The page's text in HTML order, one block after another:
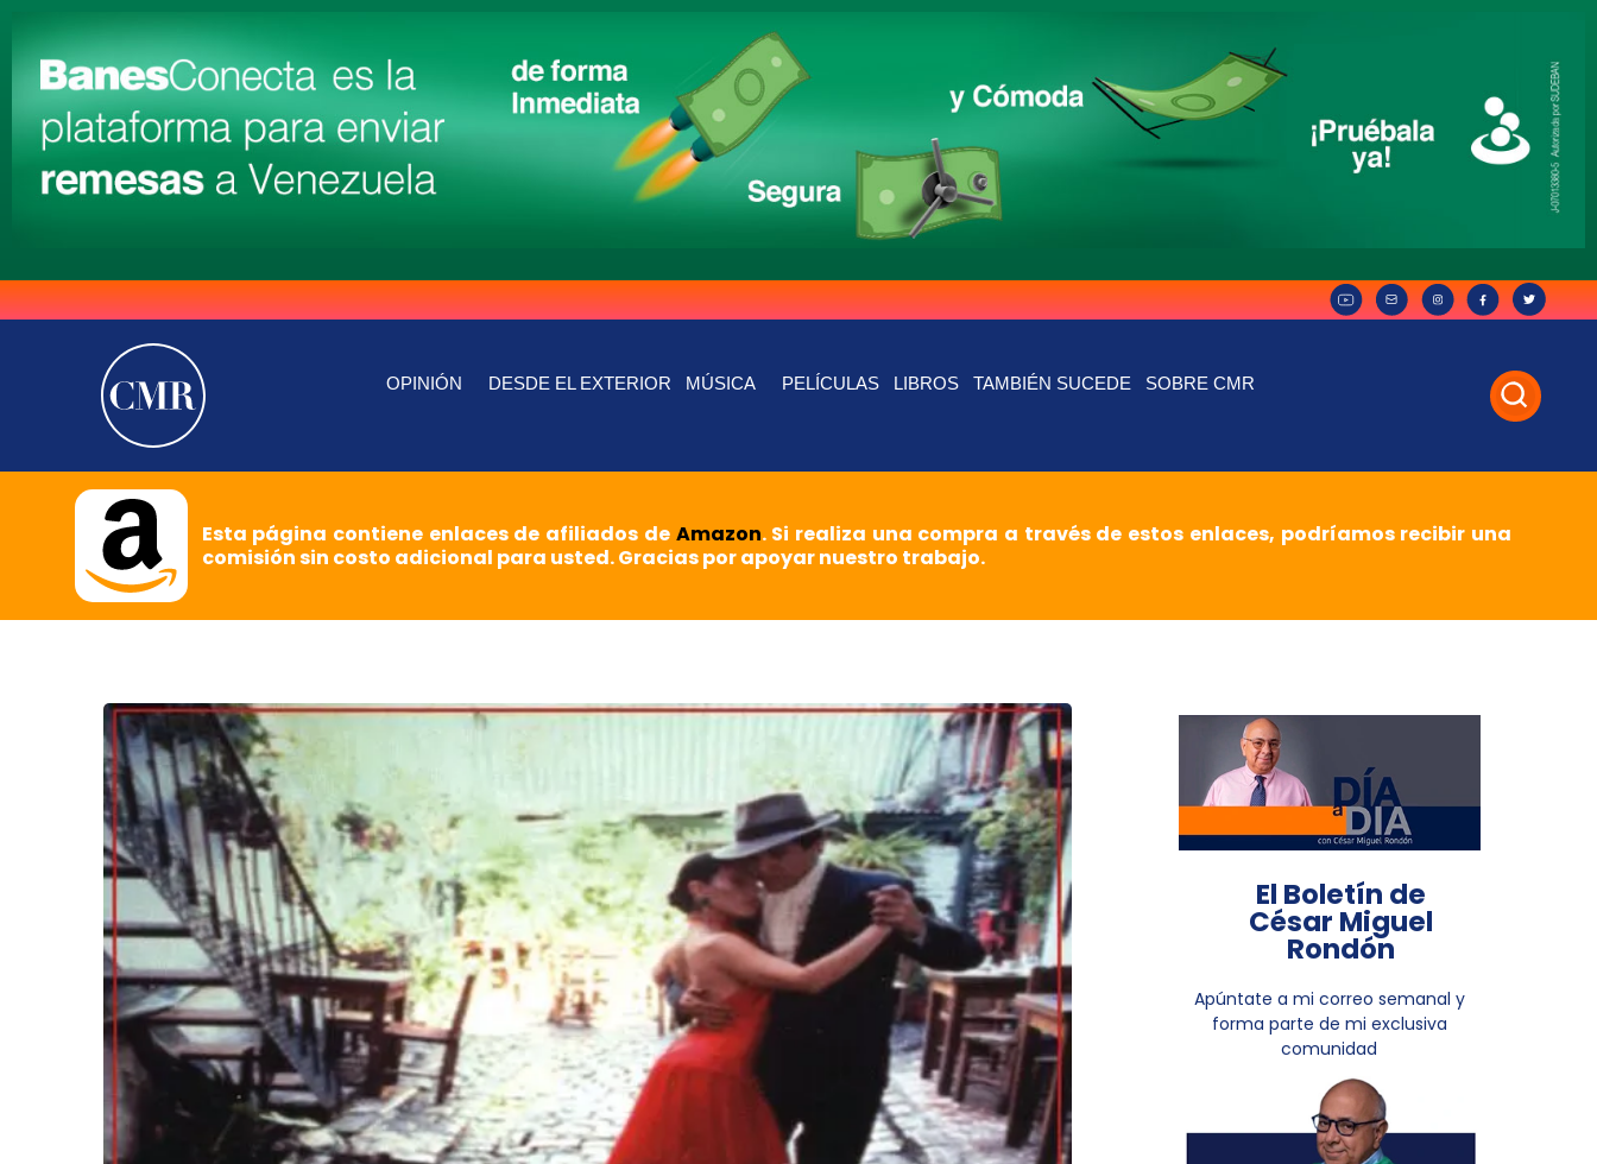
OPINIÓN DESDE EL EXTERIOR MÚSICA PELÍCULAS LIBROS TAMBIÉN SUCEDE SOBRE CMR
Esta página contiene enlaces de afiliados de Amazon. Si realiza una compra a través de estos enlaces, podríamos recibir una
comisión sin costo adicional para usted. Gracias por apoyar nuestro trabajo.
El Boletín de
César Miguel
Rondón
Apúntate a mi correo semanal y
forma parte de mi exclusiva
comunidad